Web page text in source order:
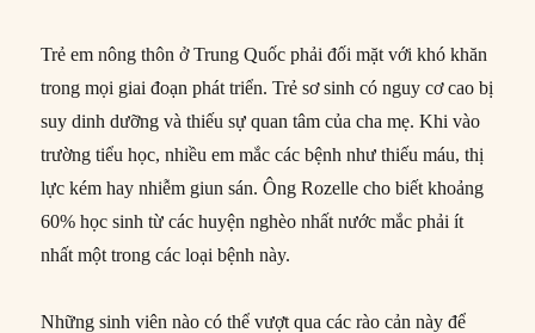
Trẻ em nông thôn ở Trung Quốc phải đối mặt với khó khăn
trong mọi giai đoạn phát triển. Trẻ sơ sinh có nguy cơ cao bị
suy dinh dưỡng và thiếu sự quan tâm của cha mẹ. Khi vào
trường tiểu học, nhiều em mắc các bệnh như thiếu máu, thị
lực kém hay nhiễm giun sán. Ông Rozelle cho biết khoảng
60% học sinh từ các huyện nghèo nhất nước mắc phải ít
nhất một trong các loại bệnh này.
Những sinh viên nào có thể vượt qua các rào cản này để